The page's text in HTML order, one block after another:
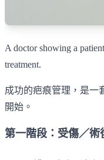
A doctor showing a
treatment.
成功的疤痕管理，是一
開始。
第一階段：受傷／術